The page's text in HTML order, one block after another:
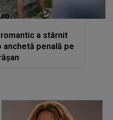
a stârnit
anchetă penală pe